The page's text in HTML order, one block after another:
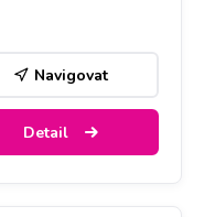
Navigovat
Detail